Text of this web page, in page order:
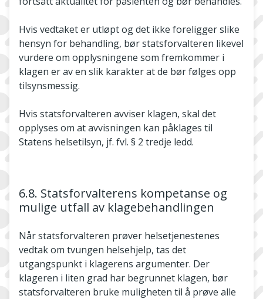
Hvis vedtaket er utløpt og det ikke foreligger slike
hensyn for behandling, bør statsforvalteren likevel
vurdere om opplysningene som fremkommer i
klagen er av en slik karakter at de bør følges opp
tilsynsmessig.
Hvis statsforvalteren avviser klagen, skal det
opplyses om at avvisningen kan påklages til
Statens helsetilsyn, jf. fvl. § 2 tredje ledd.
6.8. Statsforvalterens kompetanse og
mulige utfall av klagebehandlingen
Når statsforvalteren prøver helsetjenestenes
vedtak om tvungen helsehjelp, tas det
utgangspunkt i klagerens argumenter. Der
klageren i liten grad har begrunnet klagen, bør
statsforvalteren bruke muligheten til å prøve alle